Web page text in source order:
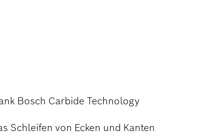
Bosch Carbide Technology
Schleifen von Ecken und Kanten